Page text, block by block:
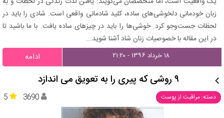
زبان خودمانی دلخوشی‌های ساده، کلید شادمانی واقعی است. شادی را باید در
لحظات جست‌و‌جو کرد. خوشی‌ها را باید در چیزهای ساده یافت. با ما باشید تا
در این مقاله با خصوصیات زنان شاد آشنا شوید...
۱۸ خرداد ۱۳۹۶ - ۲۱:۲۰ ادامه
۹ روشی که پیری را به تعویق می‌ اندازد
دسته: مراقبت از پوست 5 3690